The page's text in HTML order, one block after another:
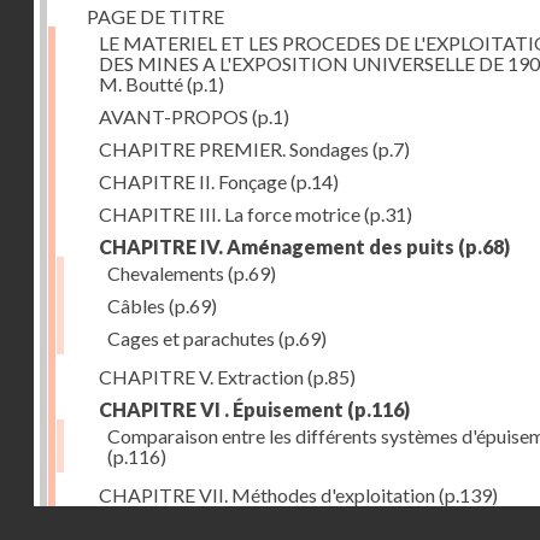
PAGE DE TITRE
LE MATERIEL ET LES PROCEDES DE
DES MINES A L'EXPOSITION UNIVERSELLE DE
M. Boutté(p.1)
AVANT-PROPOS (p.1)
CHAPITRE PREMIER. Sondages (p.7)
CHAPITRE II. Fonçage(p.14)
CHAPITRE III. La force motrice(p.31)
CHAPITRE IV. Aménagement des puits (p.68)
Chevalements (p.69)
Câbles (p.69)
Cages et parachutes (p.69)
CHAPITRE V. Extraction(p.85)
CHAPITRE VI . Épuisement (p.116)
Comparaison entre les différents systèmes
(p.116)
CHAPITRE VII. Méthodes d'exploitation(p.139)